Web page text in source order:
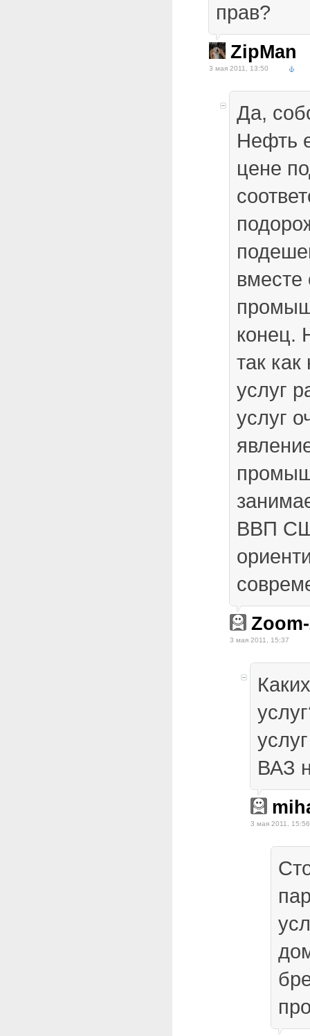
прав?
ZipMan
3 мая 2011, 13:50
Да,
Нефть
цене
вместе
конец.
так
услуг
услуг
ВВП
3 мая 2011, 15:37
ВАЗ
3 мая 2011, 15:56